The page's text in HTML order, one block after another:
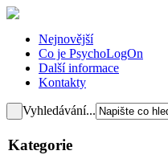
Nejnovější
Co je PsychoLogOn
Další informace
Kontakty
Vyhledávání...
Kategorie